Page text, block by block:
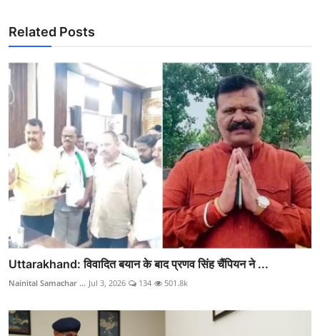
Related Posts
Uttarakhand: विवादित बयान के बाद प्रणव सिंह चैंपियन ने ...
Nainital Samachar ... Jul 3, 2026 134 501.8k